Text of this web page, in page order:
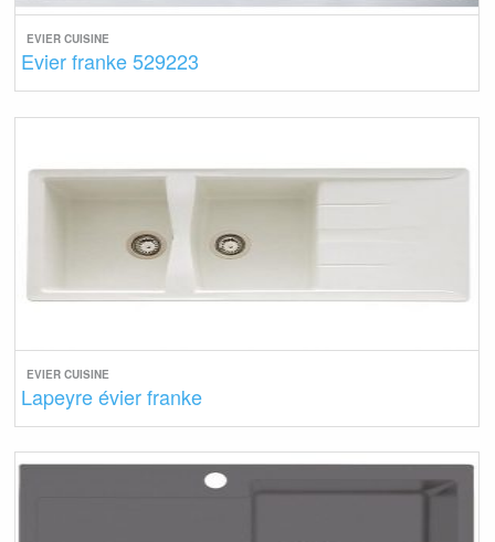
EVIER CUISINE
Evier franke 529223
EVIER CUISINE
Lapeyre évier franke